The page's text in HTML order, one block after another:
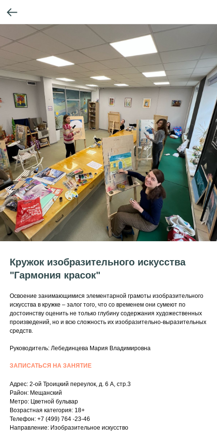
Кружок изобразительного искусства
"Гармония красок"
Освоение занимающимися элементарной грамоты изобразительного
искусства в кружке – залог того, что со временем они сумеют по
достоинству оценить не только глубину содержания художественных
произведений, но и всю сложность их изобразительно-выразительных
средств.
Руководитель: Лебединцева Мария Владимировна
ЗАПИСАТЬСЯ НА ЗАНЯТИЕ
Адрес: 2-ой Троицкий переулок, д. 6 А, стр.3
Район: Мещанский
Метро: Цветной бульвар
Возрастная категория: 18+
Телефон: +7 (499) 764 -23-46
Направление: Изобразительное искусство